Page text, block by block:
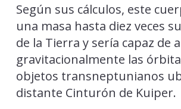
Según sus cálculos, este
una masa hasta diez veces
de la Tierra y sería capaz de
gravitacionalmente las
objetos transneptunianos
distante Cinturón de Kuiper.